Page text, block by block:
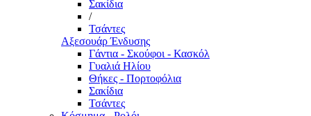
Σακίδια
/
Τσάντες
Αξεσουάρ Ένδυσης
Γάντια - Σκούφοι - Κασκόλ
Γυαλιά Ηλίου
Θήκες - Πορτοφόλια
Σακίδια
Τσάντες